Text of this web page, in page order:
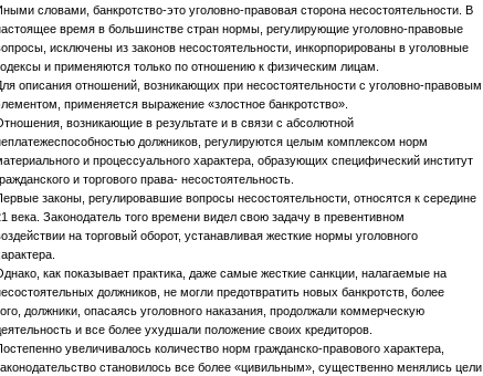
словами, банкротство-это уголовно-правовая сторона несостоятельности. В
время в большинстве стран нормы, регулирующие уголовно-правовые
исключены из законов несостоятельности, инкорпорированы в уголовные
и применяются только по отношению к физическим лицам.
описания отношений, возникающих при несостоятельности с уголовно-правовым
применяется выражение «злостное банкротство».
возникающие в результате и в связи с абсолютной
должников, регулируются целым комплексом норм
и процессуального характера, образующих специфический институт
и торгового права- несостоятельность.
законы, регулировавшие вопросы несостоятельности, относятся к середине
века. Законодатель того времени видел свою задачу в превентивном
на торговый оборот, устанавливая жесткие нормы уголовного
как показывает практика, даже самые жесткие санкции, налагаемые на
должников, не могли предотвратить новых банкротств, более
должники, опасаясь уголовного наказания, продолжали коммерческую
и все более ухудшали положение своих кредиторов.
увеличивалось количество норм гражданско-правового характера,
становилось все более «цивильным», существенно менялись цели